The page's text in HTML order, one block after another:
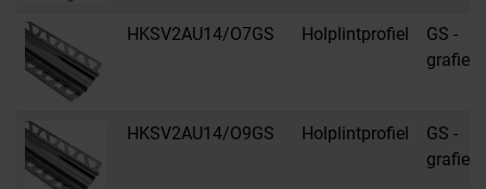
HKSV2AU14/O7GS Holplintprofiel
GS -
HKSV2AU14/O9GS Holplintprofiel
GS -